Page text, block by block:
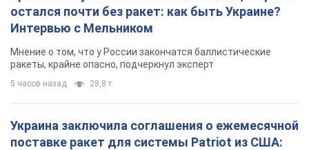
остался почти без ракет: как быть Украине?
Интервью с Мельником
Мнение о том, что у России закончатся баллистические
ракеты, крайне опасно, подчеркнул эксперт
5 часов назад 28,8 т.
Украина заключила соглашения о ежемесячной
поставке ракет для системы Patriot из США: